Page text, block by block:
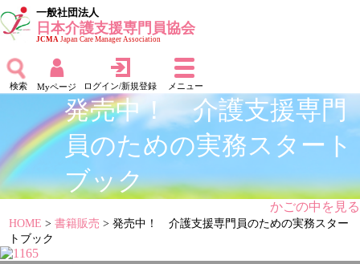
一般社団法人
日本介護支援専門員協会
JCMAJapan Care Manager Association
検索 Myページ ログイン/新規登録 メニュー
発売中！ 介護支援専門
員のための実務スタート
ブック
かごの中を見る
HOME >書籍販売 > 発売中！ 介護支援専門員のための実務スター
トブック